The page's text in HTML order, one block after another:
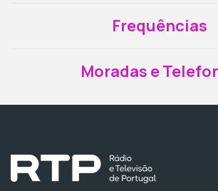
Frequências
Moradas e